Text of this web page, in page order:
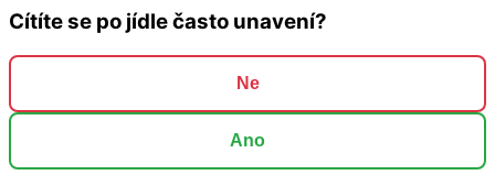
Cítíte se po jídle často unavení?
Ne
Ano